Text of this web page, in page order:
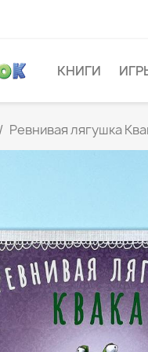
КНИГИ
Ревнивая лягушка